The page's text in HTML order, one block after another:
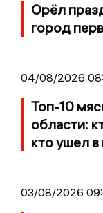
Орёл
город
04/08/2026
Топ-10
области:
кто ушел
03/08/2026